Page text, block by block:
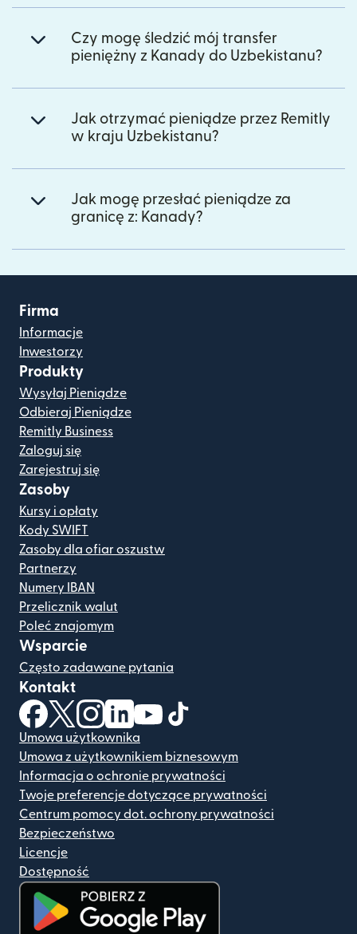
Czy mogę śledzić mój transfer
pieniężny z Kanady do Uzbekistanu?
Jak otrzymać pieniądze przez Remitly
w kraju Uzbekistanu?
Jak mogę przesłać pieniądze za
granicę z: Kanady?
Firma
Informacje
Inwestorzy
Produkty
Wysyłaj Pieniądze
Odbieraj Pieniądze
Remitly Business
Zaloguj się
Zarejestruj się
Zasoby
Kursy i opłaty
Kody SWIFT
Zasoby dla ofiar oszustw
Partnerzy
Numery IBAN
Przelicznik walut
Poleć znajomym
Wsparcie
Często zadawane pytania
Kontakt
(otwiera się w nowym oknie)
(otwiera się w nowym oknie)
(otwiera się w nowym oknie)
(otwiera się w nowym oknie)
(otwiera się w nowym oknie)
Umowa użytkownika
Umowa z użytkownikiem biznesowym
Informacja o ochronie prywatności
Twoje preferencje dotyczące prywatności
Centrum pomocy dot. ochrony prywatności
Bezpieczeństwo
Licencje
Dostępność